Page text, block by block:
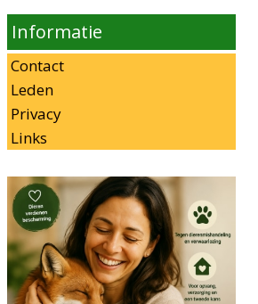
Informatie
Contact
Leden
Privacy
Links